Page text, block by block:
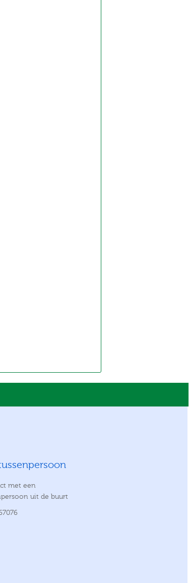
met een
uit de buurt